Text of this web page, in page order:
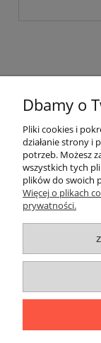
Kontakt
Dbamy o
Pliki cookies i
działanie strony i
potrzeb. Możesz
wszystkich tych
plików do swoich
Więcej o plikach
prywatności.